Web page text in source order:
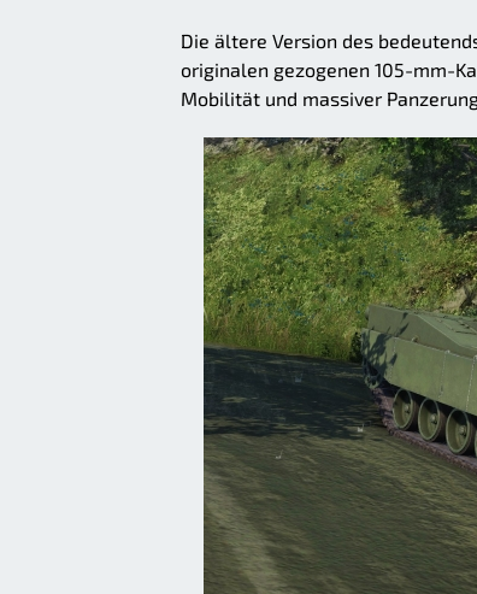
Die ältere Version des
originalen gezogenen 105-mm-
Mobilität und massiver